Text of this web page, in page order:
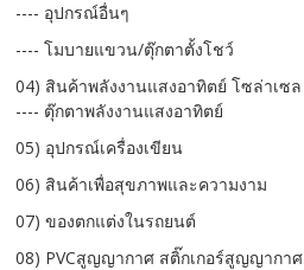
---- อุปกรณ์อื่นๆ
---- โมบายแขวน/ตุ๊กตาตั้งโชว์
04) สินค้าพลังงานแสงอาทิตย์ โซล่าเซล
---- ตุ๊กตาพลังงานแสงอาทิตย์
05) อุปกรณ์เครื่องเขียน
06) สินค้าเพื่อสุขภาพและความงาม
07) ของตกแต่งในรถยนต์
08) PVCสูญญากาศ สติ๊กเกอร์สูญญากาศ